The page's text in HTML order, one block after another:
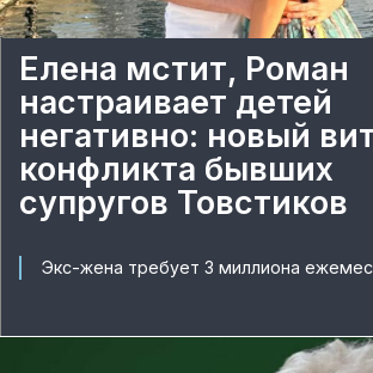
Елена мстит, Роман
настраивает детей
негативно: новый
конфликта бывших
супругов Товстиков
Экс-жена требует 3 миллиона